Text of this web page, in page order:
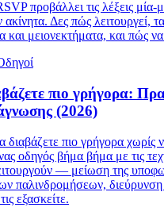
προβάλλει τις λέξεις μία-
Δες πώς λειτουργεί,
και μειονεκτήματα, και πώς
πιο γρήγορα:
(2026)
πιο γρήγορα χωρίς
οδηγός βήμα βήμα με τις
— μείωση της
παλινδρομήσεων, διεύρυνση
εξασκείτε.